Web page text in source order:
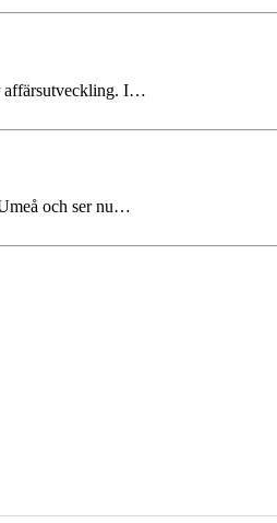
affärsutveckling. I…
och ser nu…